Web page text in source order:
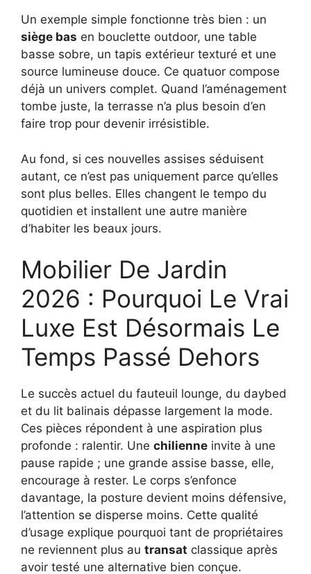
Un exemple simple fonctionne très bien : un
siège bas en bouclette outdoor, une table
basse sobre, un tapis extérieur texturé et une
source lumineuse douce. Ce quatuor compose
déjà un univers complet. Quand l’aménagement
tombe juste, la terrasse n’a plus besoin d’en
faire trop pour devenir irrésistible.
Au fond, si ces nouvelles assises séduisent
autant, ce n’est pas uniquement parce qu’elles
sont plus belles. Elles changent le tempo du
quotidien et installent une autre manière
d’habiter les beaux jours.
Mobilier De Jardin
2026 : Pourquoi Le Vrai
Luxe Est Désormais Le
Temps Passé Dehors
Le succès actuel du fauteuil lounge, du daybed
et du lit balinais dépasse largement la mode.
Ces pièces répondent à une aspiration plus
profonde : ralentir. Une chilienne invite à une
pause rapide ; une grande assise basse, elle,
encourage à rester. Le corps s’enfonce
davantage, la posture devient moins défensive,
l’attention se disperse moins. Cette qualité
d’usage explique pourquoi tant de propriétaires
ne reviennent plus au transat classique après
avoir testé une alternative bien conçue.